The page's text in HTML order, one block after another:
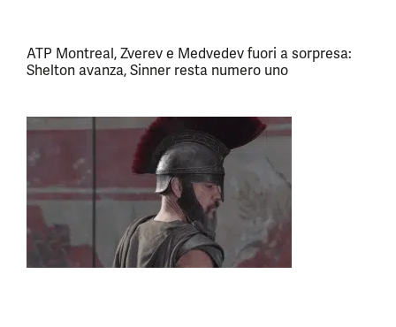
ATP Montreal, Zverev e Medvedev fuori a sorpresa:
Shelton avanza, Sinner resta numero uno